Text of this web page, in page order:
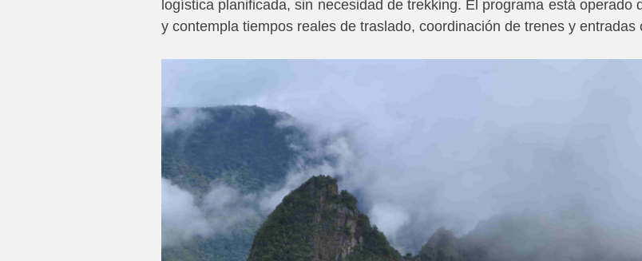
logística planificada, sin necesidad de trekking. El programa está
y contempla tiempos reales de traslado, coordinación de trenes y entradas